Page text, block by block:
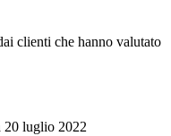
clienti che hanno valutato
20 luglio 2022